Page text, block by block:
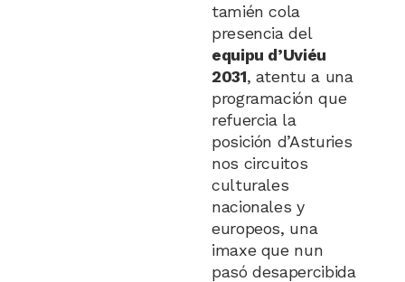
tamién cola
presencia del
equipu d’Uviéu
2031, atentu a una
programación que
refuercia la
posición d’Asturies
nos circuitos
culturales
nacionales y
europeos, una
imaxe que nun
pasó desapercibida